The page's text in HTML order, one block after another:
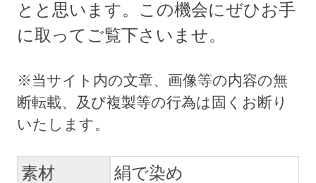
とと思います。この機会にぜひお手
に取ってご覧下さいませ。
素材
絹で染め